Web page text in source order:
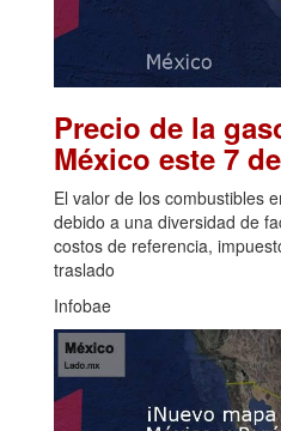
Precio de la
México este 7
El valor de los combustibles
debido a una diversidad de
costos de referencia,
traslado
Infobae